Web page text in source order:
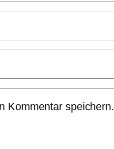
Kommentar speichern.